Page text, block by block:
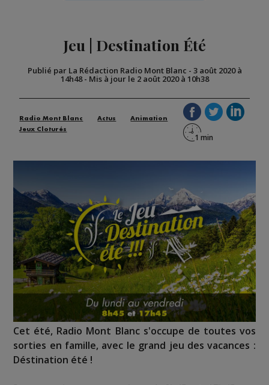
Jeu | Destination Été
Publié par La Rédaction Radio Mont Blanc - 3 août 2020 à
14h48- Mis à jour le 2 août 2020 à 10h38
Radio Mont Blanc Actus
Animation
Jeux Cloturés
Cet été, Radio Mont Blanc s'occupe de toutes vos
sorties en famille, avec le grand jeu des vacances :
Déstination été !